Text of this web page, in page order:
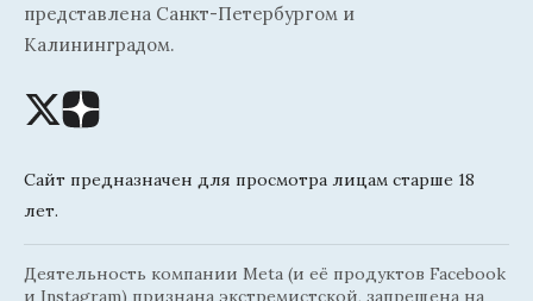
представлена Санкт-Петербургом и
Калининградом.
Сайт предназначен для просмотра лицам старше 18
лет.
Деятельность компании Meta (и её продуктов Facebook
и Instagram) признана экстремистской, запрещена на